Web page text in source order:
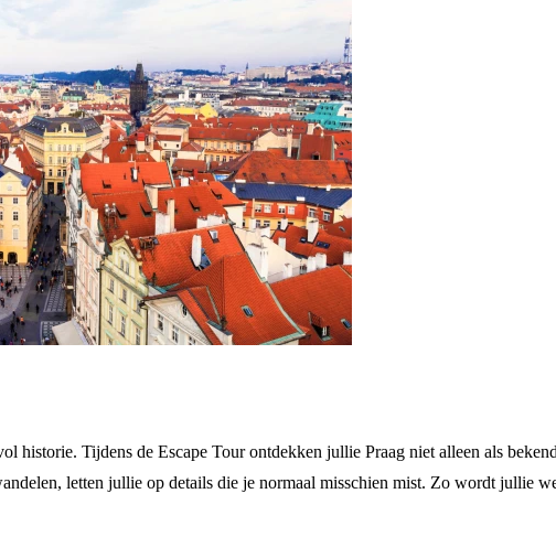
historie. Tijdens de Escape Tour ontdekken jullie Praag niet alleen als
letten jullie op details die je normaal misschien mist. Zo wordt jullie